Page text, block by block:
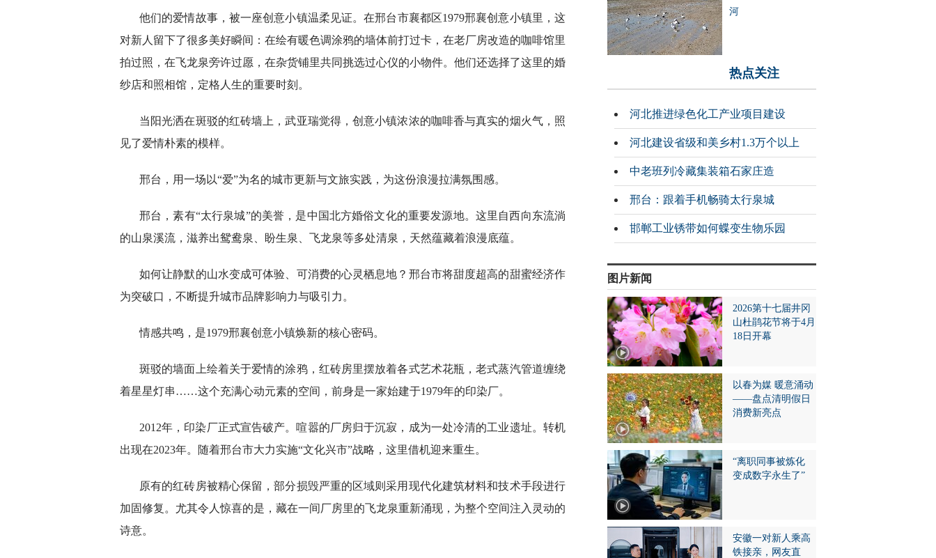
他们的爱情故事，被一座创意小镇温柔见证。在邢台市襄都区1979邢襄创意小镇里，这
对新人留下了很多美好瞬间：在绘有暖色调涂鸦的墙体前打过卡，在老厂房改造的咖啡馆里
拍过照，在飞龙泉旁许过愿，在杂货铺里共同挑选过心仪的小物件。他们还选择了这里的婚
纱店和照相馆，定格人生的重要时刻。
当阳光洒在斑驳的红砖墙上，武亚瑞觉得，创意小镇浓浓的咖啡香与真实的烟火气，照
见了爱情朴素的模样。
邢台，用一场以“爱”为名的城市更新与文旅实践，为这份浪漫拉满氛围感。
邢台，素有“太行泉城”的美誉，是中国北方婚俗文化的重要发源地。这里自西向东流淌
的山泉溪流，滋养出鸳鸯泉、盼生泉、飞龙泉等多处清泉，天然蕴藏着浪漫底蕴。
如何让静默的山水变成可体验、可消费的心灵栖息地？邢台市将甜度超高的甜蜜经济作
为突破口，不断提升城市品牌影响力与吸引力。
情感共鸣，是1979邢襄创意小镇焕新的核心密码。
斑驳的墙面上绘着关于爱情的涂鸦，红砖房里摆放着各式艺术花瓶，老式蒸汽管道缠绕
着星星灯串……这个充满心动元素的空间，前身是一家始建于1979年的印染厂。
2012年，印染厂正式宣告破产。喧嚣的厂房归于沉寂，成为一处冷清的工业遗址。转机
出现在2023年。随着邢台市大力实施“文化兴市”战略，这里借机迎来重生。
原有的红砖房被精心保留，部分损毁严重的区域则采用现代化建筑材料和技术手段进行
加固修复。尤其令人惊喜的是，藏在一间厂房里的飞龙泉重新涌现，为整个空间注入灵动的
诗意。
河
热点关注
河北推进绿色化工产业项目建设
河北建设省级和美乡村1.3万个以上
中老班列冷藏集装箱石家庄造
邢台：跟着手机畅骑太行泉城
邯郸工业锈带如何蝶变生物乐园
图片新闻
2026第十七届井冈
山杜鹃花节将于4月
18日开幕
以春为媒 暖意涌动
——盘点清明假日
消费新亮点
“离职同事被炼化
变成数字永生了”
安徽一对新人乘高
铁接亲，网友直